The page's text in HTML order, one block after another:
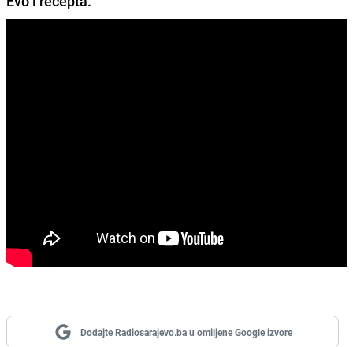
Dodajte Radiosarajevo.ba u omiljene Google izvore